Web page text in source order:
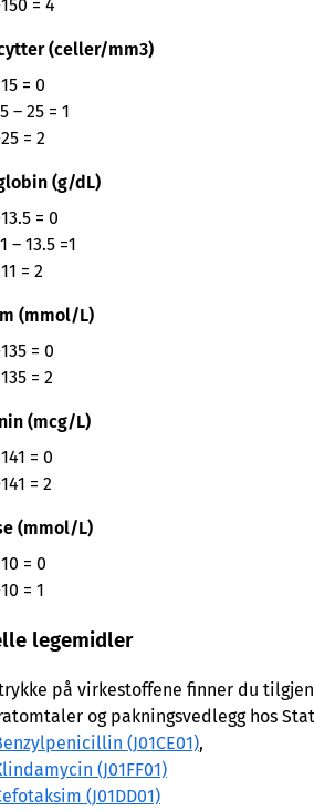
= 4
(celler/mm3)
= 0
– 25 = 1
= 2
(g/dL)
= 0
– 13.5 =1
= 2
(mmol/L)
= 0
= 2
(mcg/L)
= 0
= 2
(mmol/L)
= 0
= 1
legemidler
på virkestoffene finner du
og pakningsvedlegg hos
(J01CE01),
(J01FF01)
(J01DD01)